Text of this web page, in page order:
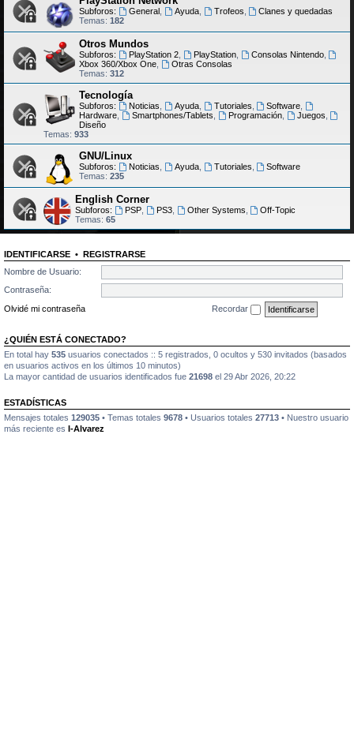
Subforos: General, Ayuda, Trofeos
Clanes y quedadas
Temas: 182
Otros Mundos
Subforos: PlayStation 2, PlayStation, Consolas Nintendo,
Xbox 360/Xbox One
Otras Consolas
Temas: 312
Tecnología
Subforos: Noticias Ayuda, Tutoriales Software
Hardware
Smartphones/Tablets Programación, Juegos
Diseño
Temas: 933
GNU/Linux
Subforos: Noticias Ayuda, Tutoriales
Software
Temas: 235
English Corner
Subforos: PSP, PS3, Other Systems
Off-Topic
Temas: 65
IDENTIFICARSE • REGISTRARSE
Nombre de Usuario:
Contraseña:
Olvidé mi contraseña
Recordar
¿QUIÉN ESTÁ CONECTADO?
En total hay 535 usuarios conectados :: 5 registrados, 0 ocultos y 530 invitados (basados
en usuarios activos en los últimos 10 minutos)
La mayor cantidad de usuarios identificados fue 21698 el 29 Abr 2026, 20:22
ESTADÍSTICAS
Mensajes totales 129035 • Temas totales 9678 • Usuarios totales 27713 • Nuestro usuario
más reciente es I-Alvarez